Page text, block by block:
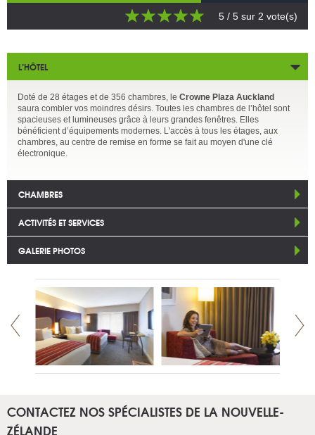
5 / 5 sur 2 vote(s)
L’HÔTEL
Doté de 28 étages et de 356 chambres, le Crowne Plaza Auckland
saura combler vos moindres désirs. Toutes les chambres de l’hôtel sont
spacieuses et lumineuses grâce à leurs grandes fenêtres. Elles
bénéficient d’équipements modernes. L'accès à tous les étages, aux
chambres, au centre de remise en forme se fait au moyen d'une clé
électronique.
CHAMBRES
ACTIVITÉS ET SERVICES
GALERIE PHOTOS
CONTACTEZ NOS SPÉCIALISTES DE LA NOUVELLE-
ZÉLANDE